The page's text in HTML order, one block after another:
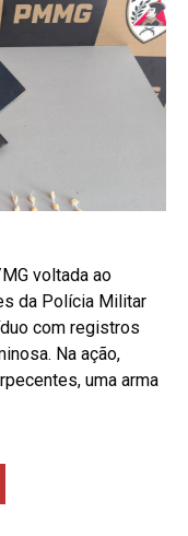
voltada ao
da Polícia Militar
com registros
Na ação,
uma arma